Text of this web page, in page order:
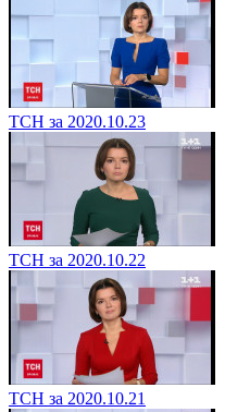
ТСН за 2020.10.23
ТСН за 2020.10.22
ТСН за 2020.10.21